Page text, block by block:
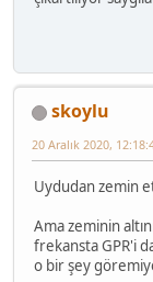
skoylu
20 Aralık 2020,
Uydudan zemin
Ama zeminin
frekansta GPR'i
o bir şey